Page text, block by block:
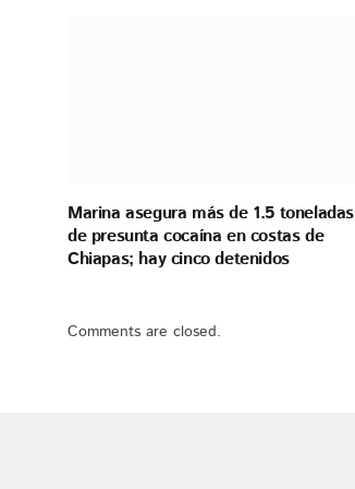
Marina asegura más de 1.5 toneladas
de presunta cocaína en costas de
Chiapas; hay cinco detenidos
Comments are closed.